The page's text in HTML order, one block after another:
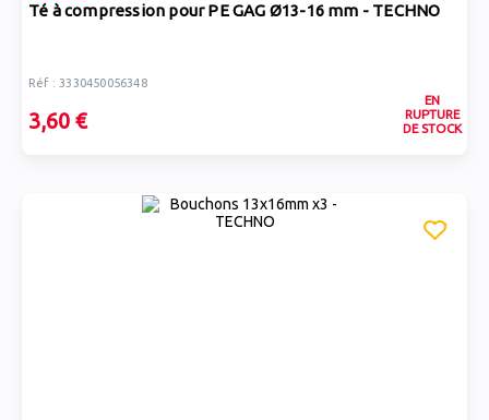
Té à compression pour PE GAG Ø13-16 mm - TECHNO
Réf : 3330450056348
3,60 €
EN
RUPTURE
DE STOCK